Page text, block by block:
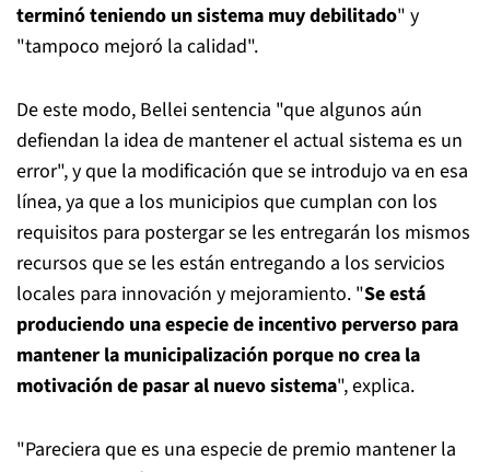
terminó teniendo un sistema muy debilitado" y
"tampoco mejoró la calidad".
De este modo, Bellei sentencia "que algunos aún
defiendan la idea de mantener el actual sistema es un
error", y que la modificación que se introdujo va en esa
línea, ya que a los municipios que cumplan con los
requisitos para postergar se les entregarán los mismos
recursos que se les están entregando a los servicios
locales para innovación y mejoramiento. "Se está
produciendo una especie de incentivo perverso para
mantener la municipalización porque no crea la
motivación de pasar al nuevo sistema", explica.
"Pareciera que es una especie de premio mantener la